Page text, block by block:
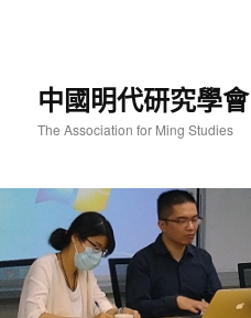
中國明代研究學會
The Association for Ming Studies